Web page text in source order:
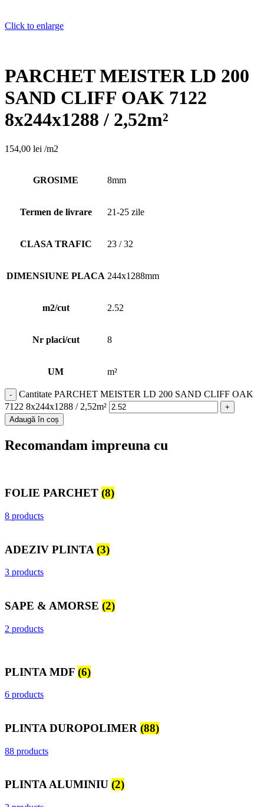
Click to enlarge
PARCHET MEISTER LD 200
SAND CLIFF OAK 7122
8x244x1288 / 2,52m²
154,00 lei /m2
GROSIME 8mm
Termen de livrare 21-25 zile
CLASA TRAFIC 23 / 32
DIMENSIUNE PLACA 244x1288mm
m2/cut 2.52
Nr placi/cut 8
UM m²
Cantitate PARCHET MEISTER LD 200 SAND CLIFF OAK
7122 8x244x1288 / 2,52m²
Adaugă în coș
Recomandam impreuna cu
FOLIE PARCHET (8)
8 products
ADEZIV PLINTA (3)
3 products
SAPE & AMORSE (2)
2 products
PLINTA MDF (6)
6 products
PLINTA DUROPOLIMER (88)
88 products
PLINTA ALUMINIU (2)